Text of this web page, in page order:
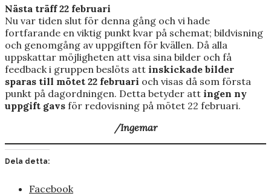
Nästa träff 22 februari
Nu var tiden slut för denna gång och vi hade
fortfarande en viktig punkt kvar på schemat; bildvisning
och genomgång av uppgiften för kvällen. Då alla
uppskattar möjligheten att visa sina bilder och få
feedback i gruppen beslöts att inskickade bilder
sparas till mötet 22 februari och visas då som första
punkt på dagordningen. Detta betyder att ingen ny
uppgift gavs för redovisning på mötet 22 februari.
/Ingemar
Dela detta:
Facebook